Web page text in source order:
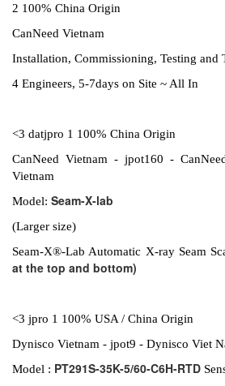
2 100% China Origin
CanNeed Vietnam
Installation, Commissioning, Testing and
4 Engineers, 5-7days on Site ~ All In
<3 datjpro 1 100% China Origin
CanNeed Vietnam - jpot160 -
Vietnam
Model: Seam-X-lab
(Larger size)
Seam-X®-Lab Automatic X-ray Seam
at the top and bottom)
<3 jpro 1 100% USA / China Origin
Dynisco Vietnam - jpot9 - Dynisco Viet
Model : PT291S-35K-5/60-C6H-RTD